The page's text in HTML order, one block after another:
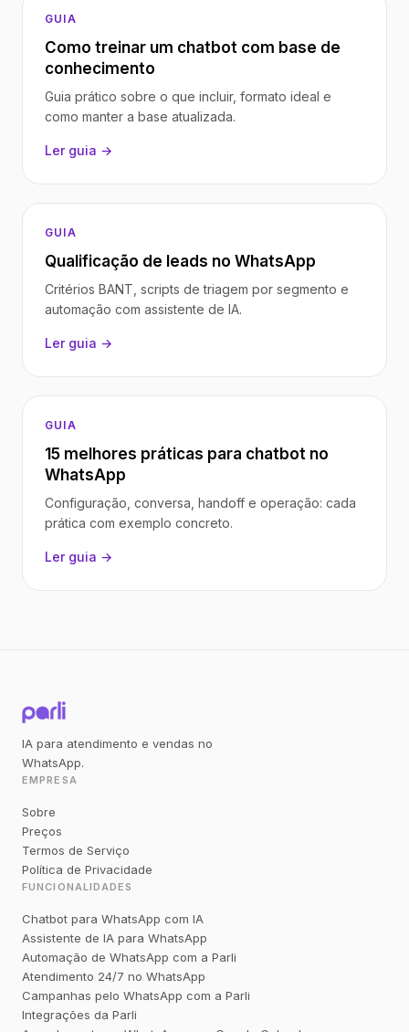
GUIA
Como treinar um chatbot com base de
conhecimento
Guia prático sobre o que incluir, formato ideal e
como manter a base atualizada.
Ler guia →
GUIA
Qualificação de leads no WhatsApp
Critérios BANT, scripts de triagem por segmento e
automação com assistente de IA.
Ler guia →
GUIA
15 melhores práticas para chatbot no
WhatsApp
Configuração, conversa, handoff e operação: cada
prática com exemplo concreto.
Ler guia →
IA para atendimento e vendas no
WhatsApp.
EMPRESA
Sobre
Preços
Termos de Serviço
Política de Privacidade
FUNCIONALIDADES
Chatbot para WhatsApp com IA
Assistente de IA para WhatsApp
Automação de WhatsApp com a Parli
Atendimento 24/7 no WhatsApp
Campanhas pelo WhatsApp com a Parli
Integrações da Parli